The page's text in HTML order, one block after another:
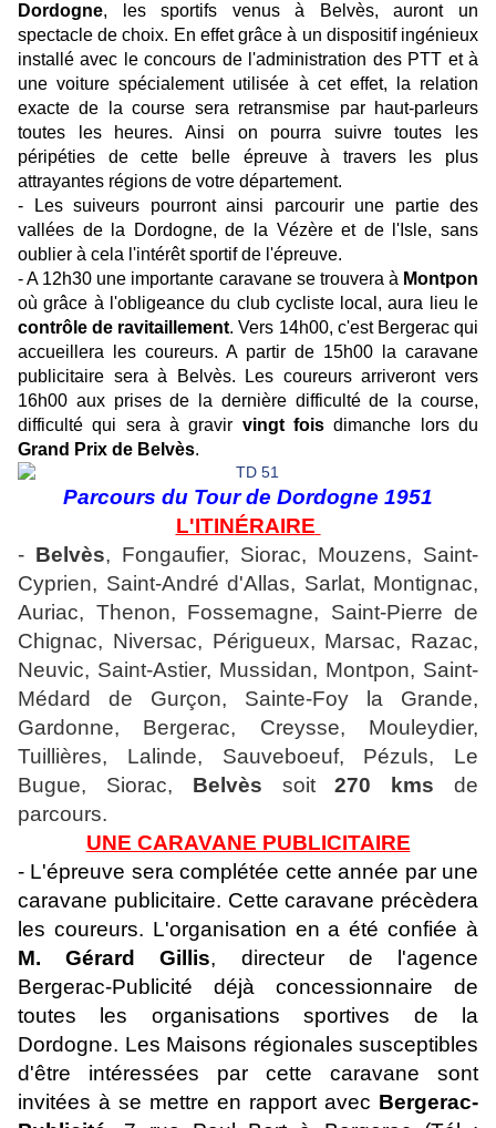
Dordogne, les sportifs venus à Belvès, auront un
spectacle de choix. En effet grâce à un dispositif ingénieux
installé avec le concours de l'administration des PTT et à
une voiture spécialement utilisée à cet effet, la relation
exacte de la course sera retransmise par haut-parleurs
toutes les heures. Ainsi on pourra suivre toutes les
péripéties de cette belle épreuve à travers les plus
attrayantes régions de votre département.
- Les suiveurs pourront ainsi parcourir une partie des
vallées de la Dordogne, de la Vézère et de l'Isle, sans
oublier à cela l'intérêt sportif de l'épreuve.
- A 12h30 une importante caravane se trouvera à Montpon
où grâce à l'obligeance du club cycliste local, aura lieu le
contrôle de ravitaillement. Vers 14h00, c'est Bergerac qui
accueillera les coureurs. A partir de 15h00 la caravane
publicitaire sera à Belvès. Les coureurs arriveront vers
16h00 aux prises de la dernière difficulté de la course,
difficulté qui sera à gravir vingt fois dimanche lors du
Grand Prix de Belvès.
Parcours du Tour de Dordogne 1951
L'ITINÉRAIRE
- Belvès, Fongaufier, Siorac, Mouzens, Saint-
Cyprien, Saint-André d'Allas, Sarlat, Montignac,
Auriac, Thenon, Fossemagne, Saint-Pierre de
Chignac, Niversac, Périgueux, Marsac, Razac,
Neuvic, Saint-Astier, Mussidan, Montpon, Saint-
Médard de Gurçon, Sainte-Foy la Grande,
Gardonne, Bergerac, Creysse, Mouleydier,
Tuillières, Lalinde, Sauveboeuf, Pézuls, Le
Bugue, Siorac, Belvès soit270 kms de
parcours.
UNE CARAVANE PUBLICITAIRE
- L'épreuve sera complétée cette année par une
caravane publicitaire. Cette caravane précèdera
les coureurs. L'organisation en a été confiée à
M. Gérard Gillis, directeur de l'agence
Bergerac-Publicité déjà concessionnaire de
toutes les organisations sportives de la
Dordogne. Les Maisons régionales susceptibles
d'être intéressées par cette caravane sont
invitées à se mettre en rapport avec Bergerac-